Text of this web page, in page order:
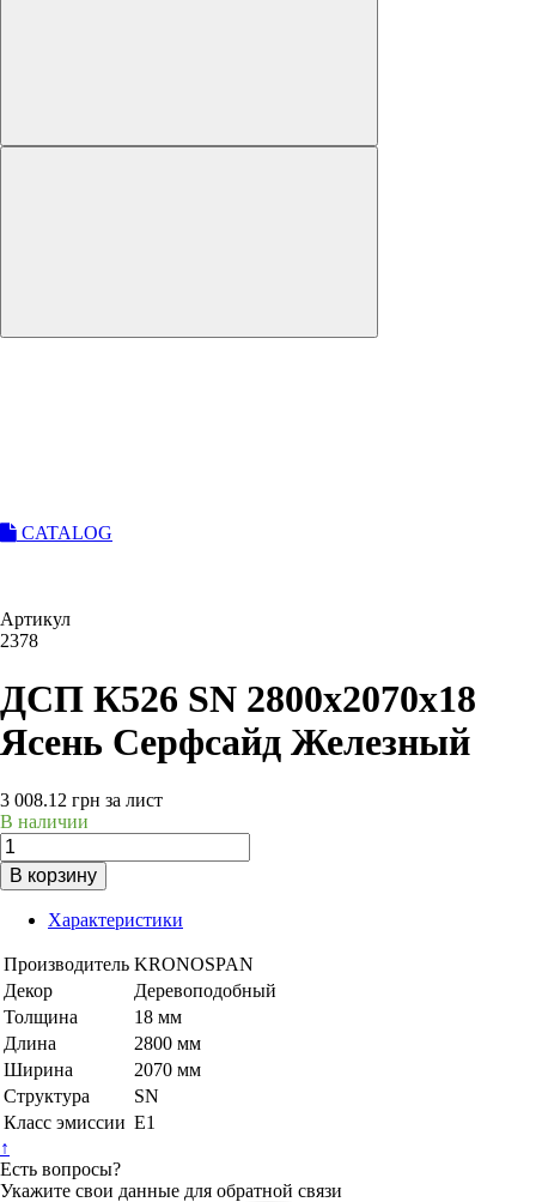
CATALOG
Артикул
2378
ДСП К526 SN 2800х2070х18
Ясень Серфсайд Железный
3 008.12 грн за лист
В наличии
В корзину
Характеристики
Производитель KRONOSPAN
Декор
Деревоподобный
Толщина
18 мм
Длина
2800 мм
Ширина
2070 мм
Структура
SN
Класс эмиссии Е1
↑
Есть вопросы?
Укажите свои данные для обратной связи